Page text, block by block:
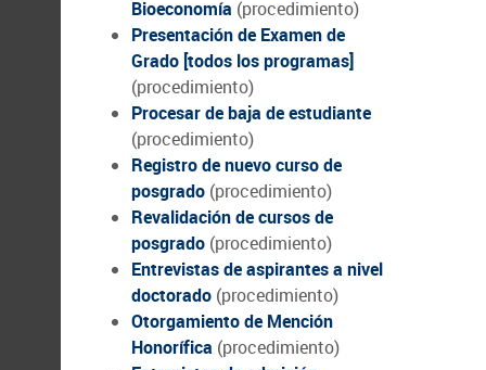
Bioeconomía (procedimiento)
Presentación de Examen de
Grado [todos los programas]
(procedimiento)
Procesar de baja de estudiante
(procedimiento)
Registro de nuevo curso de
posgrado (procedimiento)
Revalidación de cursos de
posgrado (procedimiento)
Entrevistas de aspirantes a nivel
doctorado (procedimiento)
Otorgamiento de Mención
Honorífica (procedimiento)